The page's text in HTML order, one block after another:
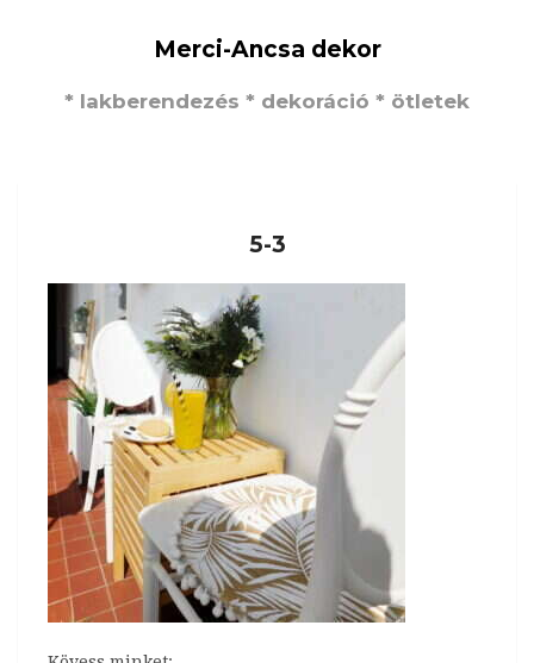
Merci-Ancsa dekor
* lakberendezés * dekoráció * ötletek
5-3